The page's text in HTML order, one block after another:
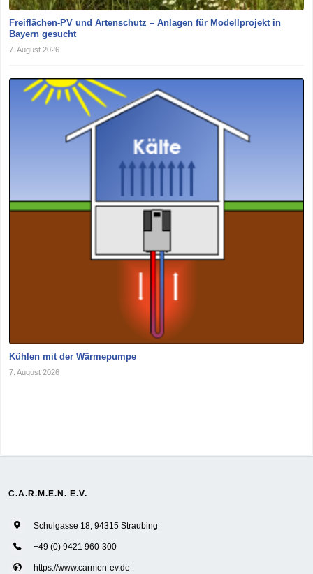
Freiflächen-PV und Artenschutz – Anlagen für Modellprojekt in
Bayern gesucht
7. August 2026
Kühlen mit der Wärmepumpe
7. August 2026
C.A.R.M.E.N. E.V.
Schulgasse 18, 94315 Straubing
+49 (0) 9421 960-300
https://www.carmen-ev.de